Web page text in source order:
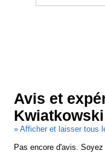
Avis et
» Afficher et laisser tous
Pas encore d'avis. Soyez